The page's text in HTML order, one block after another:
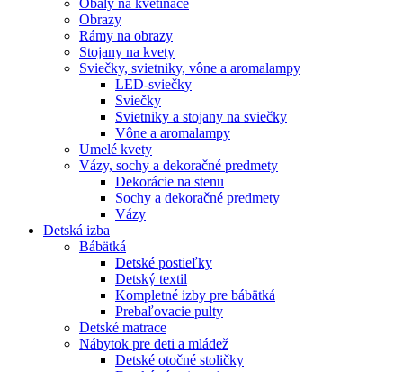
Obrazy
Rámy na obrazy
Stojany na kvety
Sviečky, svietniky, vône a aromalampy
LED-sviečky
Sviečky
Svietniky a stojany na sviečky
Vône a aromalampy
Umelé kvety
Vázy, sochy a dekoračné predmety
Dekorácie na stenu
Sochy a dekoračné predmety
Vázy
Detská izba
Bábätká
Detské postieľky
Detský textil
Kompletné izby pre bábätká
Prebaľovacie pulty
Detské matrace
Nábytok pre deti a mládež
Detské otočné stoličky